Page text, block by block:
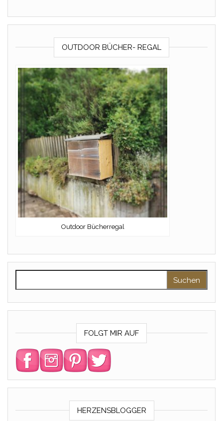
OUTDOOR BÜCHER- REGAL
Outdoor Bücherregal
FOLGT MIR AUF
HERZENSBLOGGER